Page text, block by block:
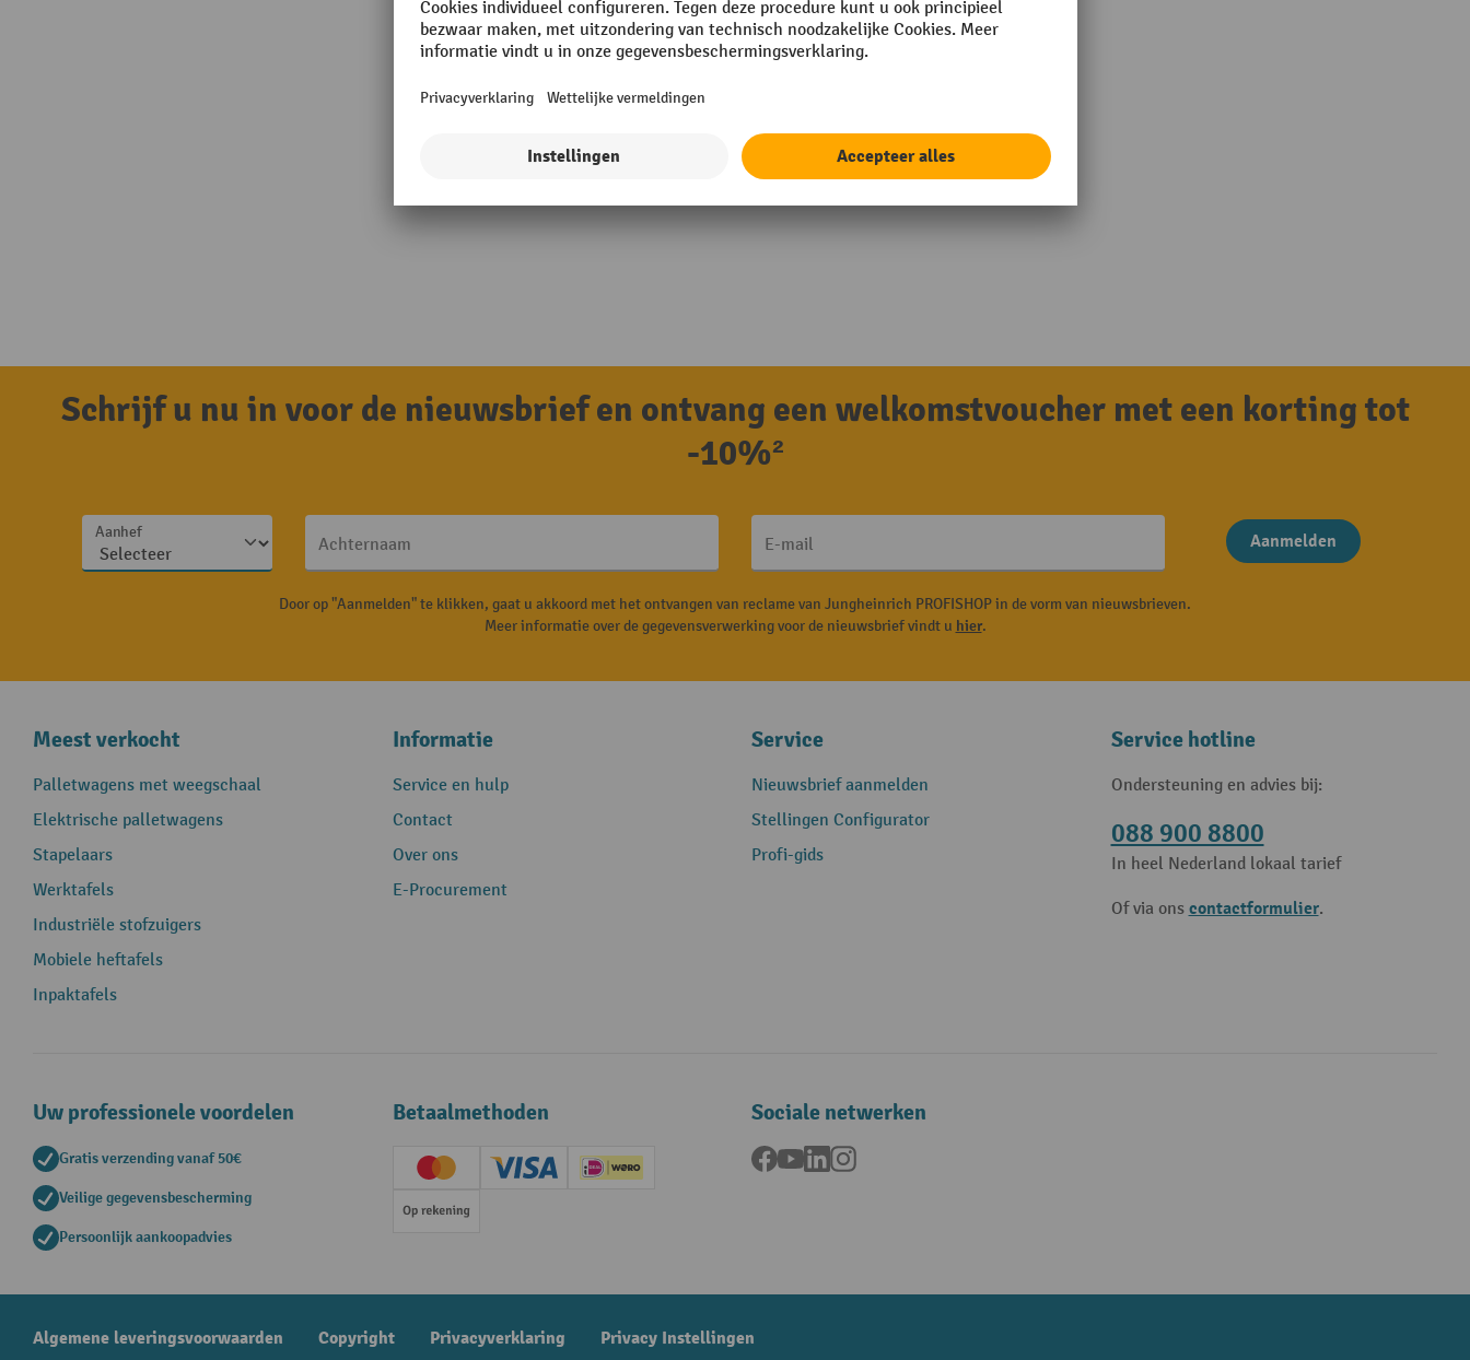
Schrijf u nu in voor de nieuwsbrief en ontvang een welkomstvoucher met een korting tot
-10%²
Aanhef
Achternaam E-mail Aanmelden
Door op "Aanmelden" te klikken, gaat u akkoord met het ontvangen van reclame van Jungheinrich PROFISHOP in de vorm van nieuwsbrieven.
Meer informatie over de gegevensverwerking voor de nieuwsbrief vindt u hier.
Meest verkocht
Palletwagens met weegschaal
Elektrische palletwagens
Stapelaars
Werktafels
Industriële stofzuigers
Mobiele heftafels
Inpaktafels
Informatie
Service en hulp
Contact
Over ons
E-Procurement
Service
Nieuwsbrief aanmelden
Stellingen Configurator
Profi-gids
Service hotline
Ondersteuning en advies bij:
088 900 8800
In heel Nederland lokaal tarief
Of via ons contactformulier.
Uw professionele voordelen
Gratis verzending vanaf 50€
Veilige gegevensbescherming
Persoonlijk aankoopadvies
Betaalmethoden
Creditcard (Master)Creditcard (Visa)iDEAL | Wero
Op rekening
Sociale netwerken
Facebook
YouTubeLinkedInInstagram
Algemene leveringsvoorwaarden Copyright Privacyverklaring Privacy Instellingen